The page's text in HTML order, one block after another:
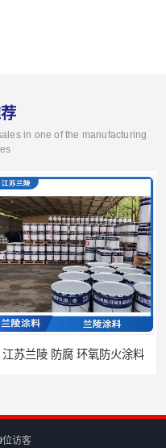
in one of the manufacturing
苏兰陵 防腐 环氧防火涂料
位访客